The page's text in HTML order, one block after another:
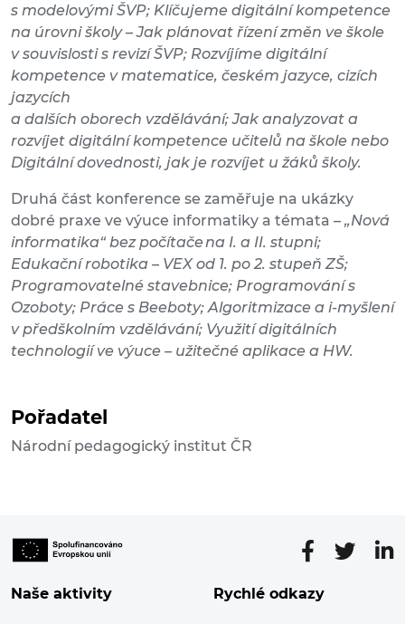
s modelovými ŠVP; Klíčujeme digitální kompetence
na úrovni školy – Jak plánovat řízení změn ve škole
v souvislosti s revizí ŠVP; Rozvíjíme digitální
kompetence v matematice, českém jazyce, cizích
jazycích
a dalších oborech vzdělávání; Jak analyzovat a
rozvíjet digitální kompetence učitelů na škole nebo
Digitální dovednosti, jak je rozvíjet u žáků školy.
Druhá část konference se zaměřuje na ukázky
dobré praxe ve výuce informatiky a témata – „Nová
informatika“ bez počítače na I. a II. stupni;
Edukační robotika – VEX od 1. po 2. stupeň ZŠ;
Programovatelné stavebnice; Programování s
Ozoboty; Práce s Beeboty; Algoritmizace a i-myšlení
v předškolním vzdělávání; Využití digitálních
technologií ve výuce – užitečné aplikace a HW.
Pořadatel
Národní pedagogický institut ČR
Naše aktivity Rychlé odkazy